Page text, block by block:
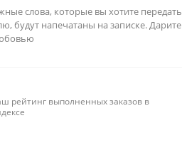
слова, которые вы хотите передать
будут напечатаны на записке. Дарите
рейтинг выполненных заказов в